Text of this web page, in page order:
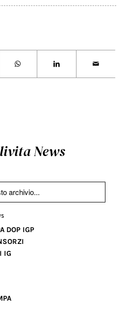
News
DOP IGP
IG